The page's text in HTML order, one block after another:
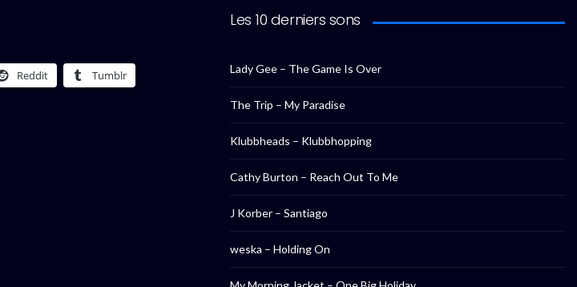
Reddit Tumblr
Les 10 derniers sons
Lady Gee – The Game Is Over
The Trip – My Paradise
Klubbheads – Klubbhopping
Cathy Burton – Reach Out To Me
J Korber – Santiago
weska – Holding On